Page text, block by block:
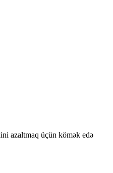
azaltmaq üçün kömək edə